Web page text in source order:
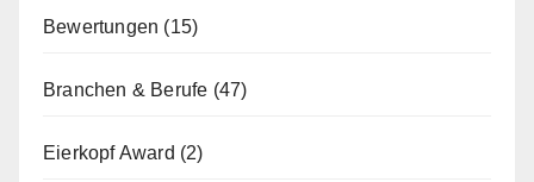
Bewertungen (15)
Branchen & Berufe (47)
Eierkopf Award (2)